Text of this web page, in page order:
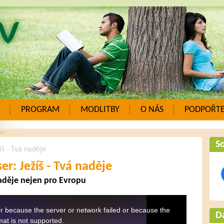
PROGRAM MODLITBY O NÁS
- Tvá naděje
Ježíš - Tvá naděje
nejen pro Evropu
because the server or network failed or because the
is not supported.